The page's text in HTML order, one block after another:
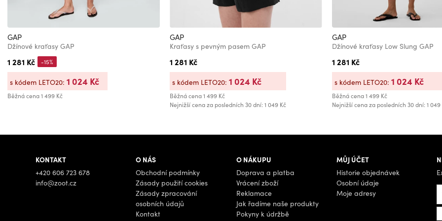
GAP
Džínové kraťasy GAP
1 281 Kč
Běžná cena1 499 Kč
-15%
s kódem LETO20: 1 024 Kč
GAP
Kraťasy s pevným pasem GAP
1 281 Kč
Běžná cena1 499 Kč
Nejnižší cena za posledních 30 dní: 1 049 Kč
s kódem LETO20: 1 024 Kč
GAP
Džínové kraťasy Low Slung GAP
1 281 Kč
Běžná cena1 499 Kč
Nejnižší cena za posledních 30 dní: 1 049
s kódem LETO20: 1 024 Kč
KONTAKT
+420 606 723 678
info@zoot.cz
O NÁS
Obchodní podmínky
Zásady použití cookies
Zásady zpracování
osobních údajů
Kontakt
O NÁKUPU
Doprava a platba
Vrácení zboží
Reklamace
Jak řadíme naše produkty
Pokyny k údržbě
MŮJ ÚČET
Historie objednávek
Osobní údaje
Moje adresy